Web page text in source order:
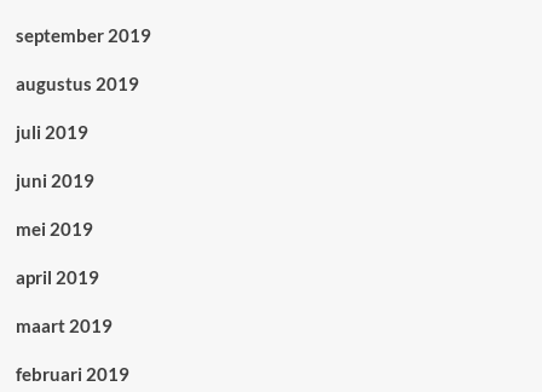
september 2019
augustus 2019
juli 2019
juni 2019
mei 2019
april 2019
maart 2019
februari 2019